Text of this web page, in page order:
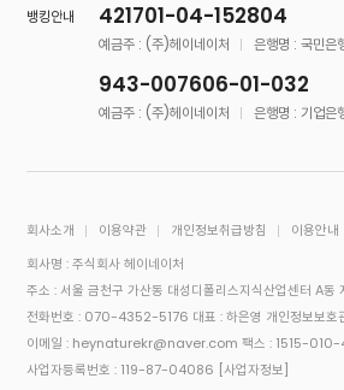
뱅킹안내
421701-04-152804
예금주 : (주)헤이네이처 은행명 : 국민은
943-007606-01-032
예금주 : (주)헤이네이처 은행명 : 기업은
회사소개 이용약관 개인정보취급방침
이용안내
회사명 : 주식회사 헤이네이처
주소 : 서울 금천구 가산동 대성디폴리스지식산업센터 A동
전화번호 : 070-4352-5176 대표 : 하은영 개인정보보호
이메일 : heynaturekr@naver.com 팩스 : 1515-
사업자등록번호 : 119-87-04086 [사업자정보]